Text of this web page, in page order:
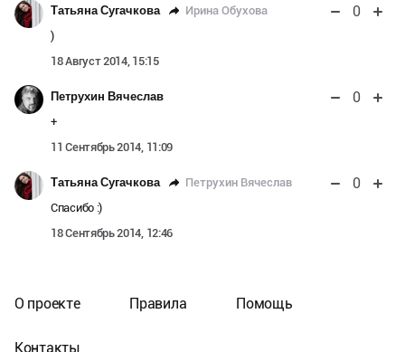
Татьяна Сугачкова Ирина Обухова 0
)
18 Август 2014, 15:15
Петрухин Вячеслав 0
+
11 Сентябрь 2014, 11:09
Татьяна Сугачкова Петрухин Вячеслав 0
Спасибо :)
18 Сентябрь 2014, 12:46
О проекте Правила Помощь
Контакты